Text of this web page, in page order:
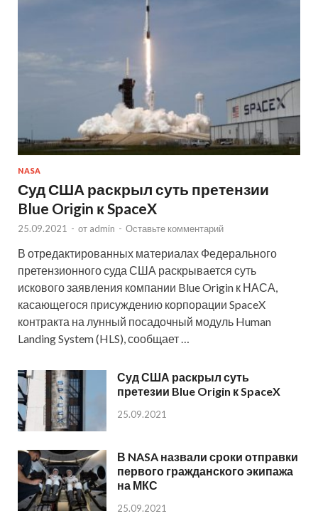
NASA
Суд США раскрыл суть претензии
Blue Origin к SpaceX
25.09.2021 - от admin - Оставьте комментарий
В отредактированных материалах Федерального
претензионного суда США раскрывается суть
искового заявления компании Blue Origin к НАСА,
касающегося присуждению корпорации SpaceX
контракта на лунный посадочный модуль Human
Landing System (HLS), сообщает …
Суд США раскрыл суть
претезии Blue Origin к SpaceX
25.09.2021
В NASA назвали сроки отправки
первого гражданского экипажа
на МКС
25.09.2021